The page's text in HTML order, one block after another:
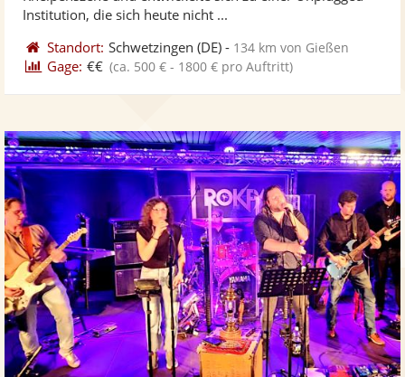
Sternen
Institution, die sich heute nicht ...
Standort: Schwetzingen (DE) - 134 km von Gießen
Gage: €€ (ca. 500 € - 1800 € pro Auftritt)